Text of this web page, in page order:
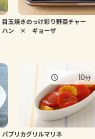
目玉焼きのっけ彩り野菜チャー
ハン × ギョーザ
パプリカグリルマリネ
10分